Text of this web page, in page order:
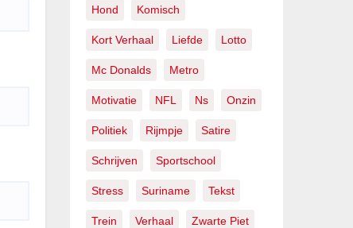
Hond Komisch
Kort Verhaal Liefde Lotto
Mc Donalds Metro
Motivatie NFL Ns Onzin
Politiek Rijmpje Satire
Schrijven Sportschool
Stress Suriname Tekst
Trein Verhaal Zwarte Piet